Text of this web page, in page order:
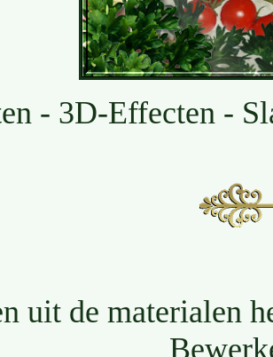
- 3D-Effecten -
uit de materialen